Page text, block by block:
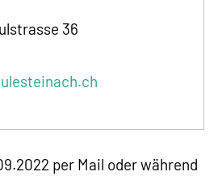
36
per Mail oder während